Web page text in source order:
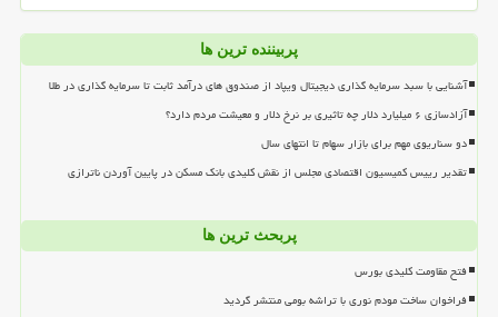
پربیننده ترین ها
آشنایی با سبد سرمایه گذاری دیجیتال ویپاد از صندوق های درآمد ثابت تا سرمایه گذاری در طلا
آزادسازی ۶ میلیارد دلار چه تاثیری بر نرخ دلار و معیشت مردم دارد؟
دو سناریوی مهم برای بازار سهام تا انتهای سال
تقدیر رییس کمیسیون اقتصادی مجلس از نقش کلیدی بانک مسکن در پایین آوردن ناترازی
پربحث ترین ها
فتح مقاومت کلیدی بورس
فراخوان ساخت مودم نوری با تراشه بومی منتشر گردید